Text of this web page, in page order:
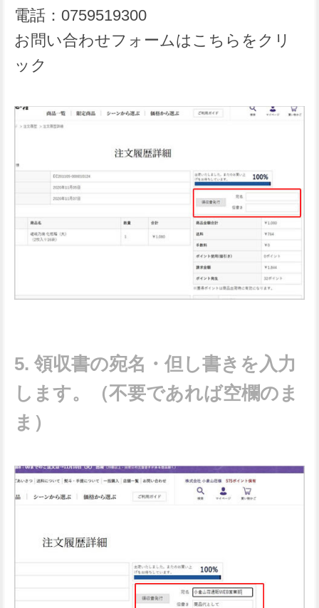
電話：0759519300
お問い合わせフォームはこちらをクリ
ック
領収書の宛名・但し書きを入力
します。（不要であれば空欄のま
ま）